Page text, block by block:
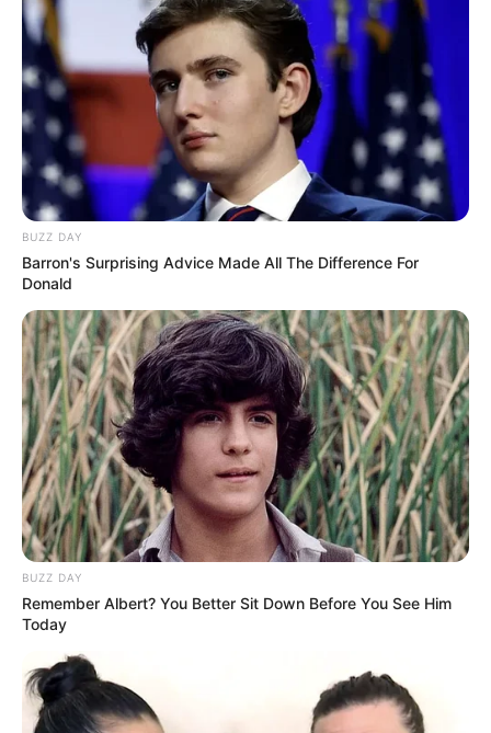
BUZZ DAY
Barron's Surprising Advice Made All The Difference For
Donald
BUZZ DAY
Remember Albert? You Better Sit Down Before You See Him
Today